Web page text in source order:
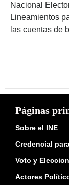
Nacional
Lineamientos
las cuentas de
Páginas
Sobre el INE
Credencial
Voto y
Actores